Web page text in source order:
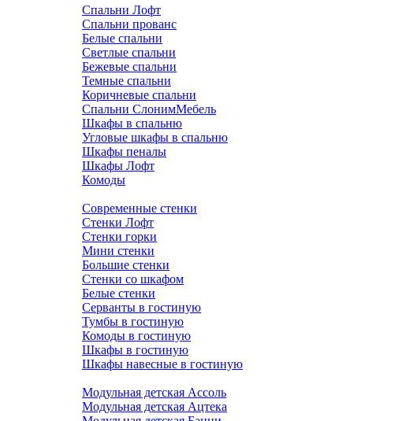
Спальни Лофт
Спальни прованс
Белые спальни
Светлые спальни
Бежевые спальни
Темные спальни
Коричневые спальни
Спальни СлонимМебель
Шкафы в спальню
Угловые шкафы в спальню
Шкафы пеналы
Шкафы Лофт
Комоды
Современные стенки
Стенки Лофт
Стенки горки
Мини стенки
Большие стенки
Стенки со шкафом
Белые стенки
Серванты в гостиную
Тумбы в гостиную
Комоды в гостиную
Шкафы в гостиную
Шкафы навесные в гостиную
Модульная детская Ассоль
Модульная детская Ацтека